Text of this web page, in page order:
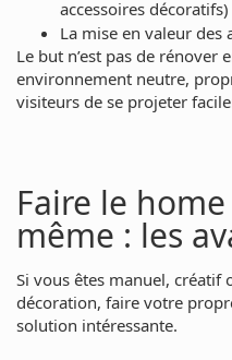
accessoires décoratifs)
La mise en valeur
Le but n’est pas de rénover
environnement neutre,
visiteurs de se projeter
Faire le
même : les
Si vous êtes manuel,
décoration, faire votre
solution intéressante.